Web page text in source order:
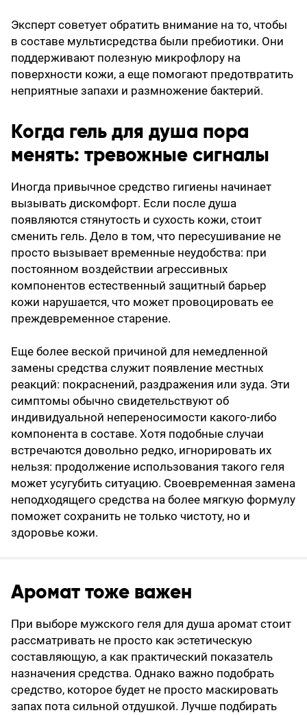
Эксперт советует обратить внимание на то, чтобы
в составе мультисредства были пребиотики. Они
поддерживают полезную микрофлору на
поверхности кожи, а еще помогают предотвратить
неприятные запахи и размножение бактерий.
Когда гель для душа пора
менять: тревожные сигналы
Иногда привычное средство гигиены начинает
вызывать дискомфорт. Если после душа
появляются стянутость и сухость кожи, стоит
сменить гель. Дело в том, что пересушивание не
просто вызывает временные неудобства: при
постоянном воздействии агрессивных
компонентов естественный защитный барьер
кожи нарушается, что может провоцировать ее
преждевременное старение.
Еще более веской причиной для немедленной
замены средства служит появление местных
реакций: покраснений, раздражения или зуда. Эти
симптомы обычно свидетельствуют об
индивидуальной непереносимости какого-либо
компонента в составе. Хотя подобные случаи
встречаются довольно редко, игнорировать их
нельзя: продолжение использования такого геля
может усугубить ситуацию. Своевременная замена
неподходящего средства на более мягкую формулу
поможет сохранить не только чистоту, но и
здоровье кожи.
Аромат тоже важен
При выборе мужского геля для душа аромат стоит
рассматривать не просто как эстетическую
составляющую, а как практический показатель
назначения средства. Однако важно подобрать
средство, которое будет не просто маскировать
запах пота сильной отдушкой. Лучше подбирать